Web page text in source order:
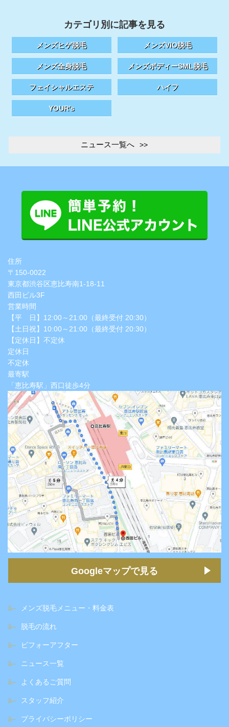
カテゴリ別に記事を見る
メンズヒゲ脱毛 メンズVIO脱毛
メンズ全身脱毛 メンズボディーSML脱毛
フェイシャルエステ ハイフ
YOUR's
ニュース一覧へ
住所
〒150-0022
東京都渋谷区恵比寿南1-18-11
西田ビル3F
営業時間
【平 日】12:00～21:00（最終受付 20:30）
【土日祝】10:00～21:00（最終受付 20:30）
【定休日】不定休
定休日
不定休
最寄駅
「恵比寿駅」西口徒歩4分
Googleマップで見る
メンズ脱毛メニュー・料金表
脱毛の流れ
ビフォーアフター
ニュース一覧
よくあるご質問
スタッフ紹介
プライバシーポリシー